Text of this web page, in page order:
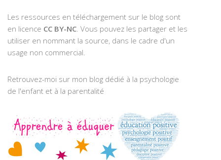
Les ressources en téléchargement sur le blog sont
en licence CC BY-NC . Vous pouvez les partager et les
utiliser en nommant la source, dans le cadre d'un
usage non commercial.
Retrouvez-moi sur mon blog dédié à la psychologie
de l'enfant et à la parentalité